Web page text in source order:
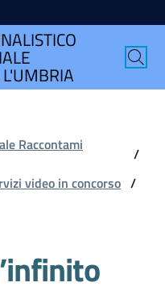
Raccontami
/
video in concorso /